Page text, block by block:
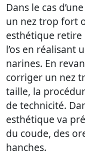
Dans le cas
un nez trop fort
esthétique
l’os en réalisant
narines. En
corriger un nez
taille, la
de technicité.
esthétique va
du coude, des
hanches.